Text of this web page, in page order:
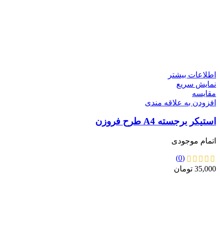
اطلاعات بیشتر
نمایش سریع
مقايسه
افزودن به علاقه مندی
استیکر برجسته A4 طرح فروزن
اتمام موجودی
(0)
35,000 تومان